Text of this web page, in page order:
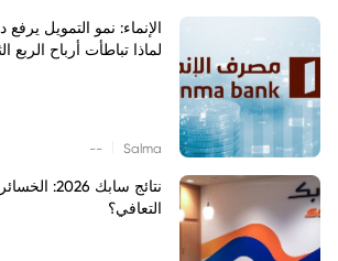
لماذا تباطأت أرباح الربع
Salma
--
التعافي؟